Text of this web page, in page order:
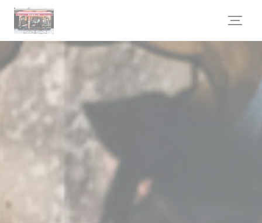
Personnalisation de vos choix en matière de cookies